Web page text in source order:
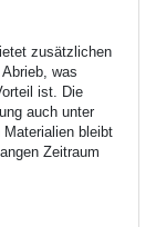
zusätzlichen
was
ist. Die
auch unter
bleibt
Zeitraum